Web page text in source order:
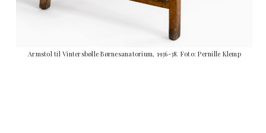
Armstol til Vintersbølle Børnesanatorium, 1936-38. Foto: Pernille Klemp